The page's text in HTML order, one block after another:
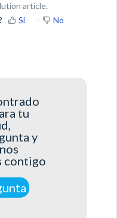
article.
Sí No
tu
y
contigo